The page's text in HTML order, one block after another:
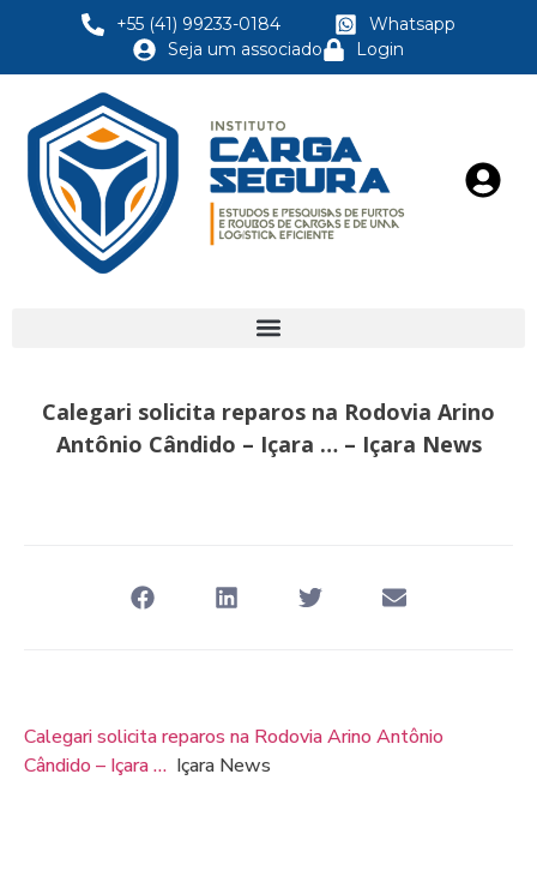
+55 (41) 99233-0184
Whatsapp
Seja um associado
Login
Calegari solicita reparos na Rodovia Arino
Antônio Cândido – Içara … – Içara News
Calegari solicita reparos na Rodovia Arino Antônio
Cândido – Içara … Içara News